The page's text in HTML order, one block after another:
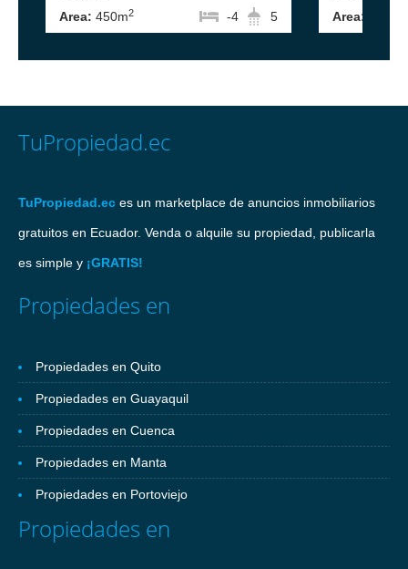
Area: 450m2 5
-4
Area:
TuPropiedad.ec
TuPropiedad.ec es un marketplace de anuncios inmobiliarios
gratuitos en Ecuador. Venda o alquile su propiedad, publicarla
es simple y ¡GRATIS!
Propiedades en
Propiedades en Quito
Propiedades en Guayaquil
Propiedades en Cuenca
Propiedades en Manta
Propiedades en Portoviejo
Propiedades en